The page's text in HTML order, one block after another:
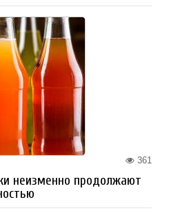
361
неизменно продолжают